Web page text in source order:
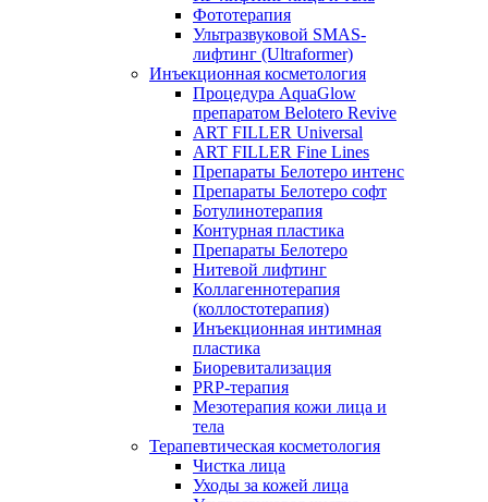
Фототерапия
Ультразвуковой SMAS-
лифтинг (Ultraformer)
Инъекционная косметология
Процедура AquaGlow
препаратом Belotero Revive
ART FILLER Universal
ART FILLER Fine Lines
Препараты Белотеро интенс
Препараты Белотеро софт
Ботулинотерапия
Контурная пластика
Препараты Белотеро
Нитевой лифтинг
Коллагеннотерапия
(коллостотерапия)
Инъекционная интимная
пластика
Биоревитализация
PRP-терапия
Мезотерапия кожи лица и
тела
Терапевтическая косметология
Чистка лица
Уходы за кожей лица